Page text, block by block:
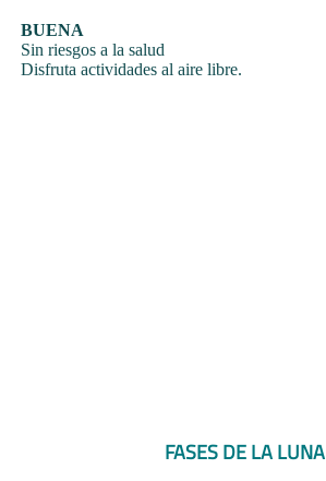
BUENA
Sin riesgos a la salud
Disfruta actividades al aire libre.
FASES DE LA LUNA